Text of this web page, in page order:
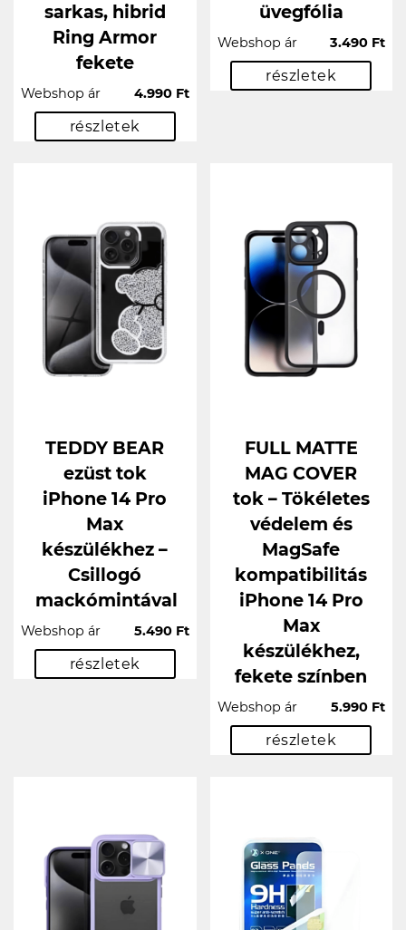
sarkas, hibrid
Ring Armor
fekete
Webshop ár 4.990 Ft
részletek
üvegfólia
Webshop ár 3.490 Ft
részletek
TEDDY BEAR
ezüst tok
iPhone 14 Pro
Max
készülékhez –
Csillogó
mackómintával
Webshop ár 5.490 Ft
részletek
FULL MATTE
MAG COVER
tok – Tökéletes
védelem és
MagSafe
kompatibilitás
iPhone 14 Pro
Max
készülékhez,
fekete színben
Webshop ár 5.990 Ft
részletek